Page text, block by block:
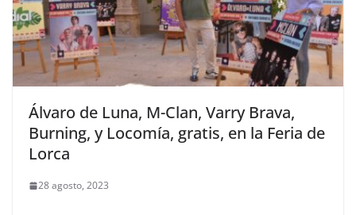
Álvaro de Luna, M-Clan, Varry Brava,
Burning, y Locomía, gratis, en la Feria de
Lorca
28 agosto, 2023